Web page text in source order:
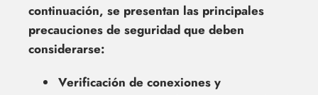
continuación, se presentan las principales
precauciones de seguridad que deben
considerarse:
Verificación de conexiones y